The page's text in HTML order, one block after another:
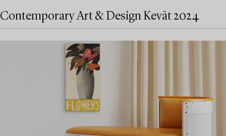
Contemporary Art & Design Kevät 2024